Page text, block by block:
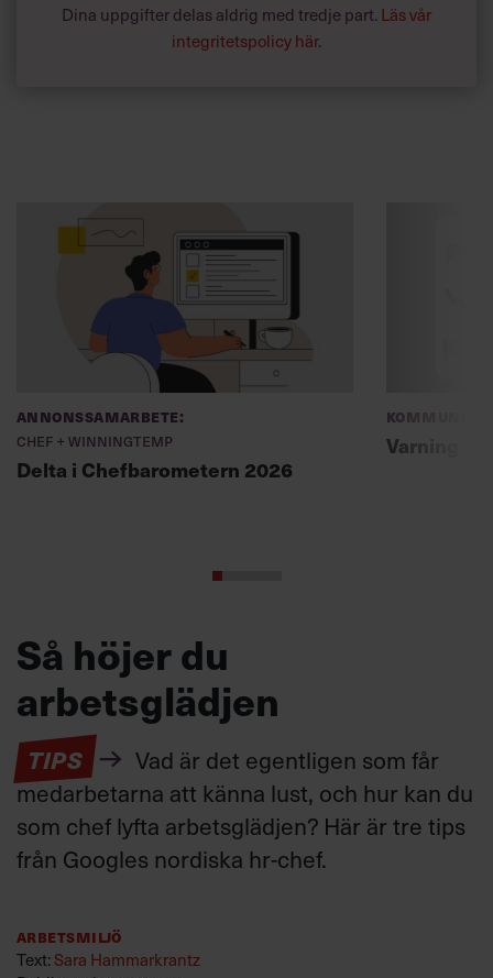
Dina uppgifter delas aldrig med tredje part. Läs vår
integritetspolicy här.
Annonssamarbete:
Chef + Winningtemp
Delta i Chefbarometern 2026
Varning
Så höjer du
arbetsglädjen
TIPS
Vad är det egentligen som får
medarbetarna att känna lust, och hur kan du
som chef lyfta arbetsglädjen? Här är tre tips
från Googles nordiska hr-chef.
Arbetsmiljö
Text:Sara Hammarkrantz